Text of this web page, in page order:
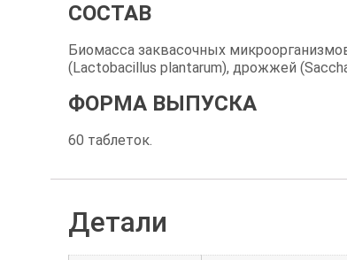
СОСТАВ
Биомасса заквасочных
(Lactobacillus plantarum), дрожжей
ФОРМА ВЫПУСКА
60 таблеток.
Детали